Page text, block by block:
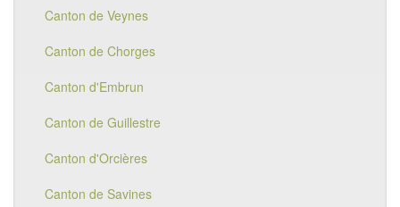
Canton de Veynes
Canton de Chorges
Canton d'Embrun
Canton de Guillestre
Canton d'Orcières
Canton de Savines